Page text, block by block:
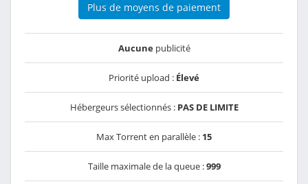
Plus de moyens de paiement
Aucunepublicité
Priorité upload : Élevé
Hébergeurs sélectionnés : PAS DE LIMITE
Max Torrent en parallèle : 15
Taille maximale de la queue :999